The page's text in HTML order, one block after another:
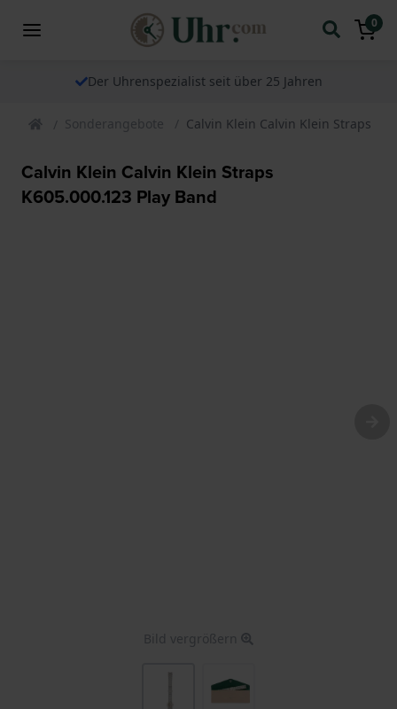
0
Der Uhrenspezialist seit über 25 Jahren
Sonderangebote Calvin Klein Calvin Klein Straps
Calvin Klein Calvin Klein Straps
K605.000.123 Play Band
Bild vergrößern